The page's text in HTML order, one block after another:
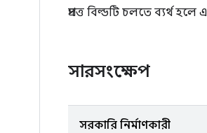
প্রদত্ত বিল্ডটি চলতে ব্যর্থ হলে
সারসংক্ষেপ
সরকারি নির্মাণকারী